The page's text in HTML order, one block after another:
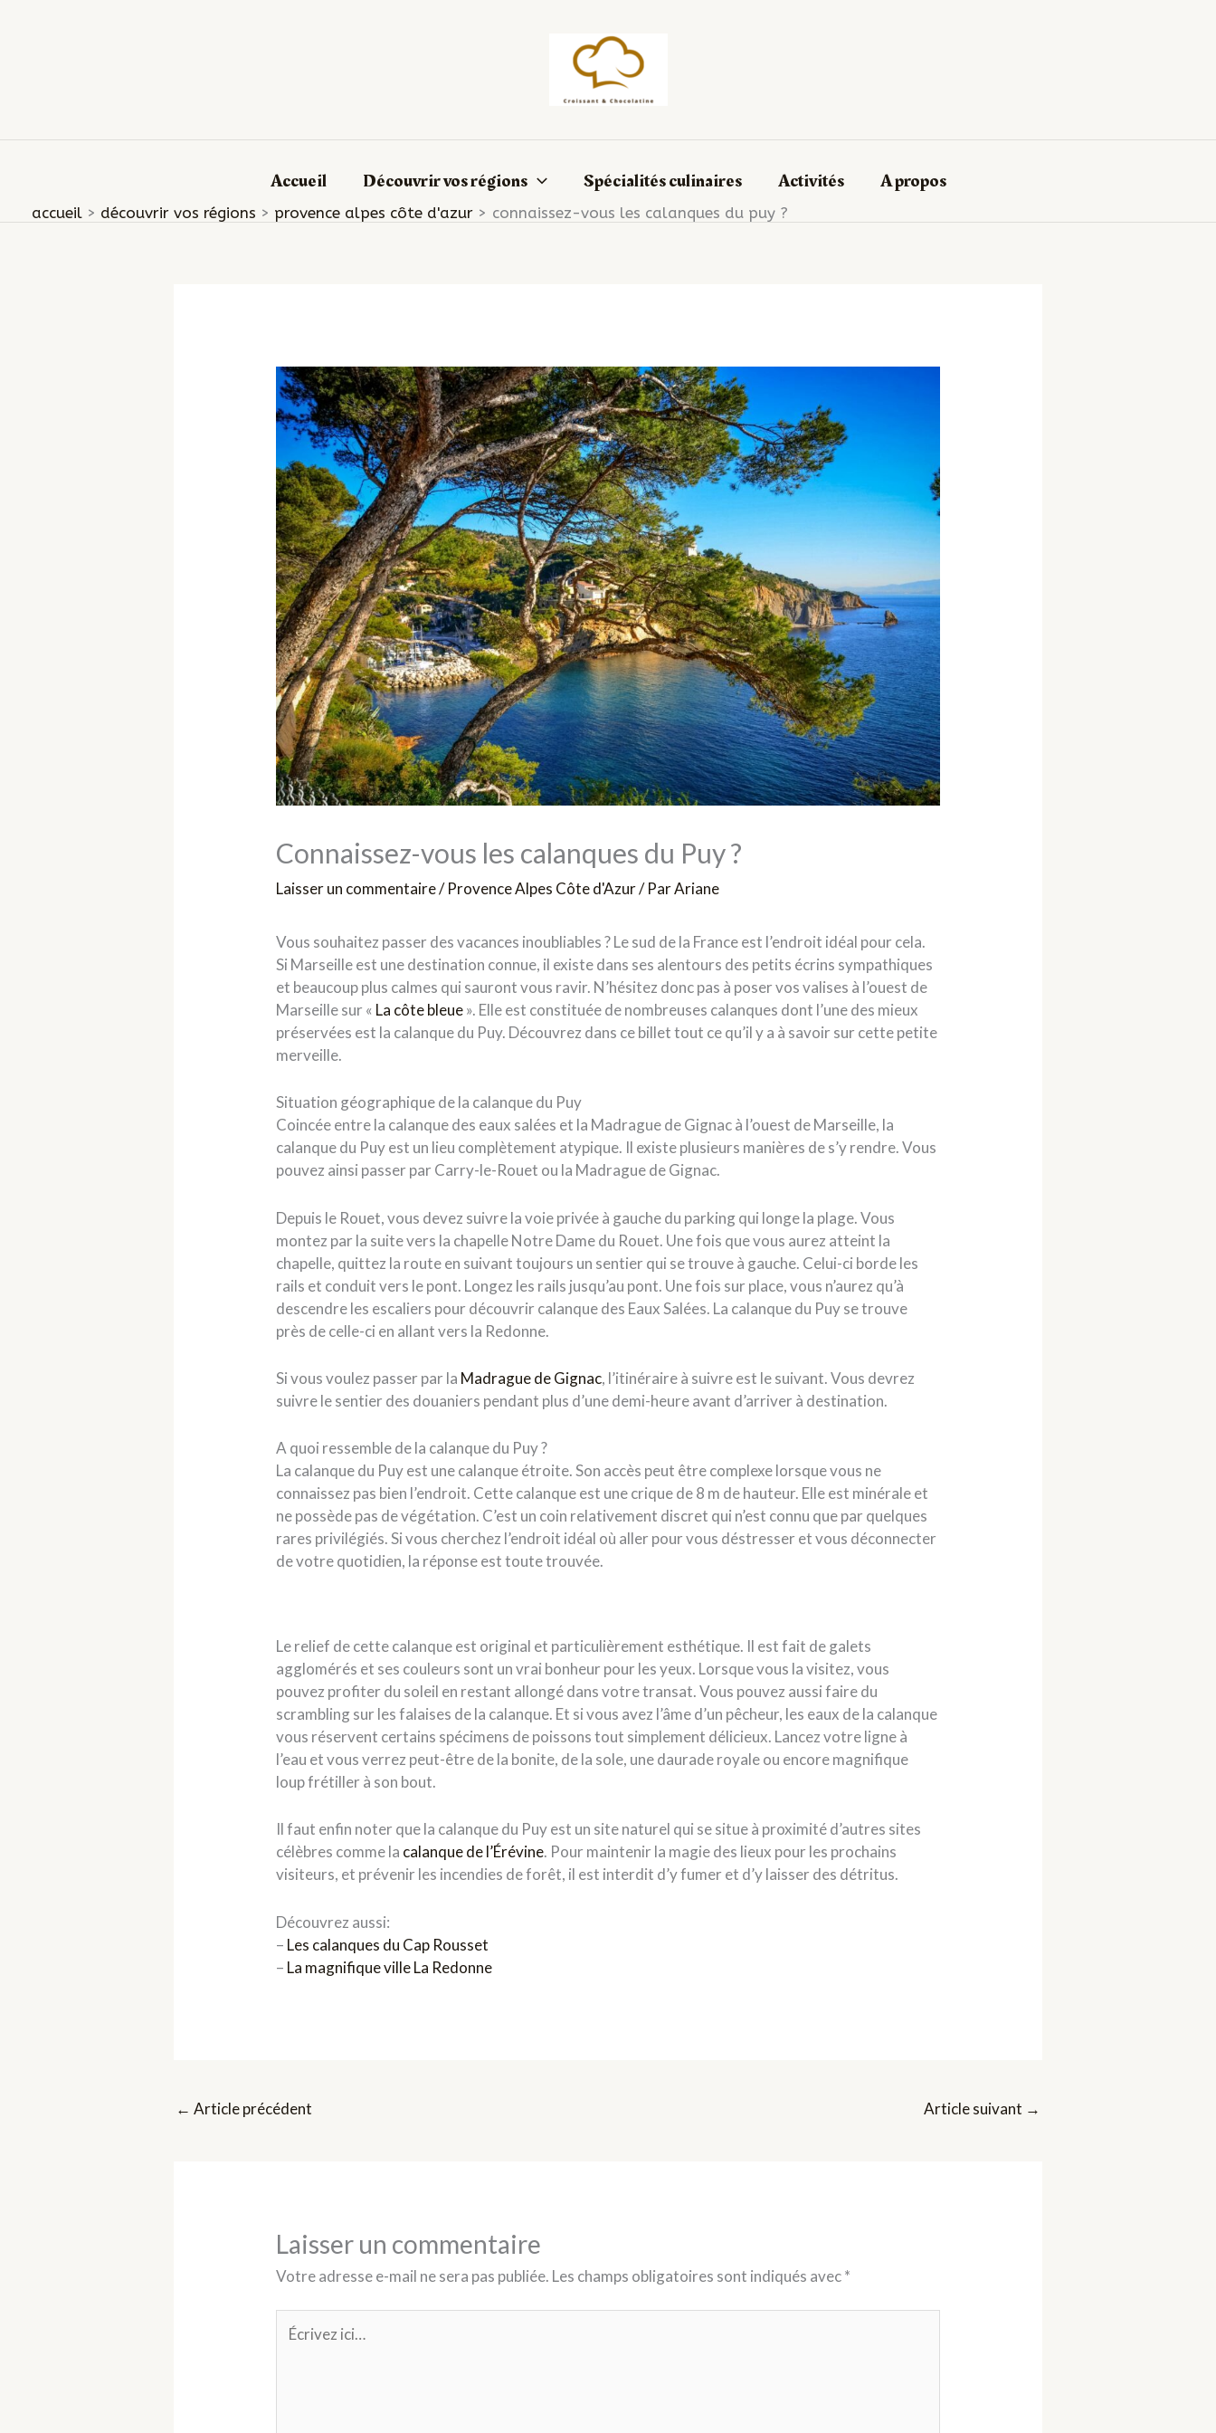
Accueil Découvrir vos régions Spécialités culinaires Activités A propos
accueil découvrir vos régions provence alpes côte d'azur connaissez-vous les calanques du puy ?
Connaissez-vous les calanques du Puy ?
Laisser un commentaire/Provence Alpes Côte d'Azur/ ParAriane
Vous souhaitez passer des vacances inoubliables ? Le sud de la France est l’endroit idéal pour cela.
Si Marseille est une destination connue, il existe dans ses alentours des petits écrins sympathiques
et beaucoup plus calmes qui sauront vous ravir. N’hésitez donc pas à poser vos valises à l’ouest de
Marseille sur « La côte bleue». Elle est constituée de nombreuses calanques dont l’une des mieux
préservées est la calanque du Puy. Découvrez dans ce billet tout ce qu’il y a à savoir sur cette petite
merveille.
Situation géographique de la calanque du Puy
Coincée entre la calanque des eaux salées et la Madrague de Gignac à l’ouest de Marseille, la
calanque du Puy est un lieu complètement atypique. Il existe plusieurs manières de s’y rendre. Vous
pouvez ainsi passer par Carry-le-Rouet ou la Madrague de Gignac.
Depuis le Rouet, vous devez suivre la voie privée à gauche du parking qui longe la plage. Vous
montez par la suite vers la chapelle Notre Dame du Rouet. Une fois que vous aurez atteint la
chapelle, quittez la route en suivant toujours un sentier qui se trouve à gauche. Celui-ci borde les
rails et conduit vers le pont. Longez les rails jusqu’au pont. Une fois sur place, vous n’aurez qu’à
descendre les escaliers pour découvrir calanque des Eaux Salées. La calanque du Puy se trouve
près de celle-ci en allant vers la Redonne.
Si vous voulez passer par la Madrague de Gignac, l’itinéraire à suivre est le suivant. Vous devrez
suivre le sentier des douaniers pendant plus d’une demi-heure avant d’arriver à destination.
A quoi ressemble de la calanque du Puy ?
La calanque du Puy est une calanque étroite. Son accès peut être complexe lorsque vous ne
connaissez pas bien l’endroit. Cette calanque est une crique de 8 m de hauteur. Elle est minérale et
ne possède pas de végétation. C’est un coin relativement discret qui n’est connu que par quelques
rares privilégiés. Si vous cherchez l’endroit idéal où aller pour vous déstresser et vous déconnecter
de votre quotidien, la réponse est toute trouvée.
Le relief de cette calanque est original et particulièrement esthétique. Il est fait de galets
agglomérés et ses couleurs sont un vrai bonheur pour les yeux. Lorsque vous la visitez, vous
pouvez profiter du soleil en restant allongé dans votre transat. Vous pouvez aussi faire du
scrambling sur les falaises de la calanque. Et si vous avez l’âme d’un pêcheur, les eaux de la calanque
vous réservent certains spécimens de poissons tout simplement délicieux. Lancez votre ligne à
l’eau et vous verrez peut-être de la bonite, de la sole, une daurade royale ou encore magnifique
loup frétiller à son bout.
Il faut enfin noter que la calanque du Puy est un site naturel qui se situe à proximité d’autres sites
célèbres comme la calanque de l’Érévine. Pour maintenir la magie des lieux pour les prochains
visiteurs, et prévenir les incendies de forêt, il est interdit d’y fumer et d’y laisser des détritus.
Découvrez aussi:
– Les calanques du Cap Rousset
– La magnifique ville La Redonne
← Article précédent Article suivant →
Laisser un commentaire
Votre adresse e-mail ne sera pas publiée. Les champs obligatoires sont indiqués avec*
Écrivez
ici…